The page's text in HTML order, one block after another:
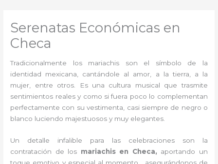
Serenatas Económicas en
Checa
Tradicionalmente los mariachis son el símbolo de la
identidad mexicana, cantándole al amor, a la tierra, a la
mujer, entre otros. Es una cultura musical que trasmite
sentimientos reales y como si fuera poco lo complementan
perfectamente con su vestimenta, casi siempre de negro o
blanco luciendo majestuosos y muy elegantes.
Un detalle infalible para las celebraciones son la
contratación de los mariachis en Checa, aportando un